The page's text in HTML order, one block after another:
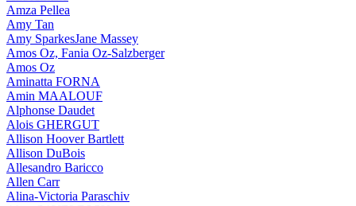
Amza Pellea
Amy Tan
Amy SparkesJane Massey
Amos Oz, Fania Oz-Salzberger
Amos Oz
Aminatta FORNA
Amin MAALOUF
Alphonse Daudet
Alois GHERGUT
Allison Hoover Bartlett
Allison DuBois
Allesandro Baricco
Allen Carr
Alina-Victoria Paraschiv